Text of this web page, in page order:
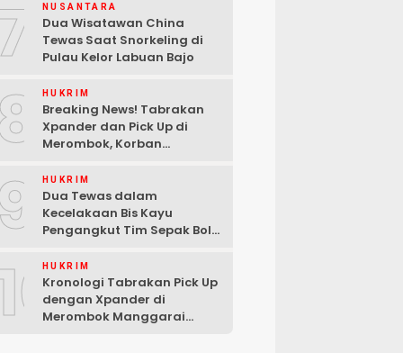
NUSANTARA
Dua Wisatawan China
Tewas Saat Snorkeling di
Pulau Kelor Labuan Bajo
HUKRIM
Breaking News! Tabrakan
Xpander dan Pick Up di
Merombok, Korban
HUKRIM
Dua Tewas dalam
Kecelakaan Bis Kayu
Pengangkut Tim Sepak Bola
HUKRIM
Kronologi Tabrakan Pick Up
dengan Xpander di
Merombok Manggarai